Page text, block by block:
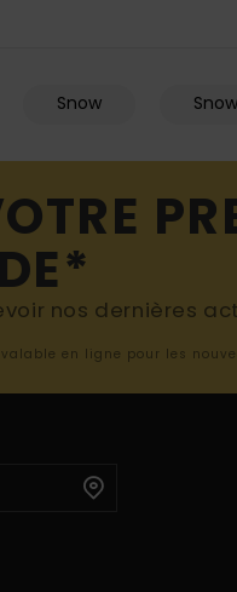
Snow
nos dernières
en ligne pour les